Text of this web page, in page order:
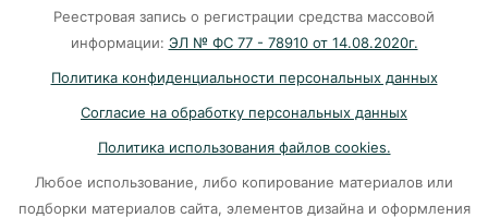
07-08-2026
Убийцу участника СВО в Балтийске посадили
Реестровая запись о регистрации средства массовой
информации: ЭЛ № ФС 77 - 78910 от 14.08.2020г.
Политика конфиденциальности персональных данных
Согласие на обработку персональных данных
Политика использования файлов cookies.
Любое использование, либо копирование материалов или
подборки материалов сайта, элементов дизайна и оформления